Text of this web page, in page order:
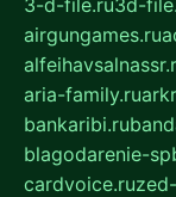
airgungames.ru
aria-family.ru
bankaribi.ru
blagodarenie-
cardvoice.ru